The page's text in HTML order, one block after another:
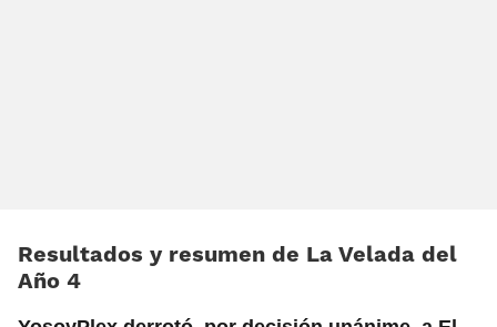
Resultados y resumen de La Velada del
Año 4